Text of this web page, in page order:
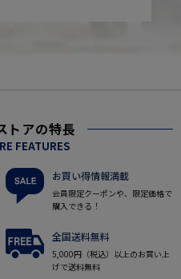
トアの特長
FEATURES
お買い得情報満載
会員限定クーポンや、限定価格で
購入できる！
全国送料無料
5,000円（税込）以上のお買い上
げで送料無料